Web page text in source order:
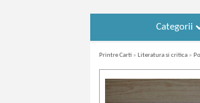
Categorii
Printre Carti » Literatura si critica »